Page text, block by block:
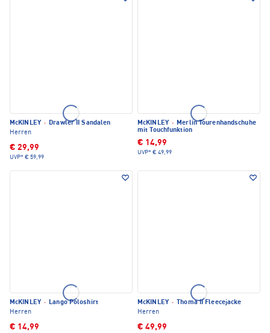
McKINLEY · Drawler II Sandalen
Herren
€ 29,99
UVP* € 59,99
McKINLEY · Merlin Tourenhandschuhe
mit Touchfunktion
€ 14,99
UVP* € 49,99
McKINLEY · Lango Poloshirt
Herren
€ 14,99
McKINLEY ·
Thoma II Fleecejacke
Herren
€ 49,99